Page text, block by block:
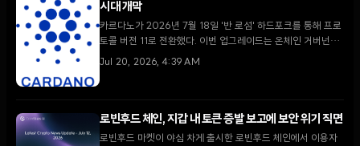
시대 개막
카르다노가 2026년 7월 18일 '반 로섬' 하드포크를 통해 프로
토콜 버전 11로 전환했다. 이번 업그레이드는 온체인 거버넌스
로 비준된 최초의 사례이며, 향후 '우로보로스 레이오스' 도입
Jul 20, 2026, 4:39 AM
로빈후드 체인, 지갑 내 토큰 증발 보고에 보안 위기 직면
로빈후드 마켓이 야심 차게 출시한 로빈후드 체인에서 이용자